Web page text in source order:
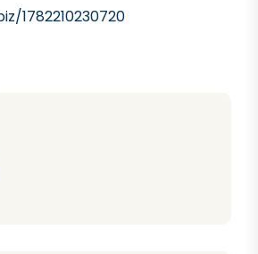
1782210230720